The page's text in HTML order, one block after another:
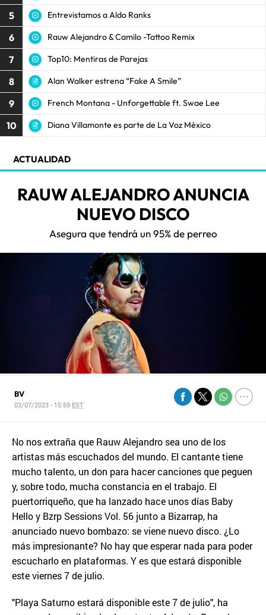
5 Entrevistamos a Aldo Ranks
6 Rauw Alejandro & Camilo -Tattoo Remix
7 Top10: Mentiras de Parejas
8 Alan Walker estrena “Fake A Smile”
9 French Montana - Unforgettable ft. Swae Lee
10 Diana Villamonte es parte de La Voz México
ACTUALIDAD
RAUW ALEJANDRO ANUNCIA
NUEVO DISCO
Asegura que tendrá un 95% de perreo
BV
03/07/2023 - 15:59 EST
No nos extraña que Rauw Alejandro sea uno de los
artistas más escuchados del mundo. El cantante tiene
mucho talento, un don para hacer canciones que peguen
y, sobre todo, mucha constancia en el trabajo. El
puertorriqueño, que ha lanzado hace unos días Baby
Hello y Bzrp Sessions Vol. 56 junto a Bizarrap, ha
anunciado nuevo bombazo: se viene nuevo disco. ¿Lo
más impresionante? No hay que esperar nada para poder
escucharlo en plataformas. Y es que estará disponible
este viernes 7 de julio.
"Playa Saturno estará disponible este 7 de julio", ha